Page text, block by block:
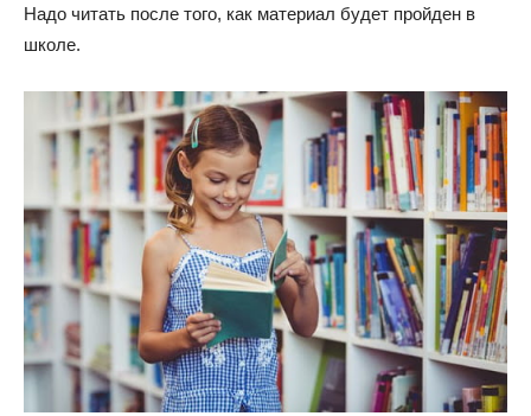
Надо читать после того, как материал будет пройден в
школе.